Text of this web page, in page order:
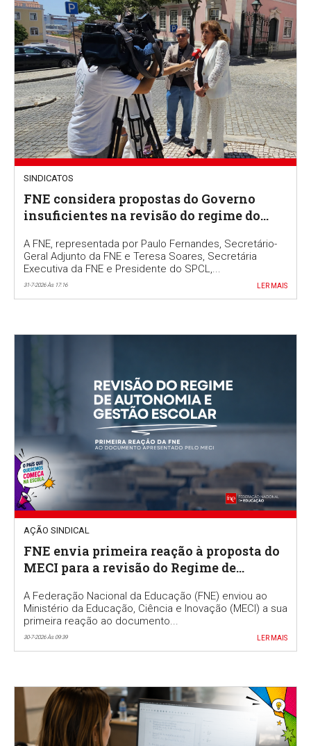
SINDICATOS
FNE considera propostas do Governo
insuficientes na revisão do regime do
A FNE, representada por Paulo Fernandes, Secretário-
Geral Adjunto da FNE e Teresa Soares, Secretária
Executiva da FNE e Presidente do SPCL,...
31-7-2026 Às 17:16 LER MAIS
AÇÃO SINDICAL
FNE envia primeira reação à proposta do
MECI para a revisão do Regime de
A Federação Nacional da Educação (FNE) enviou ao
Ministério da Educação, Ciência e Inovação (MECI) a sua
primeira reação ao documento...
30-7-2026 Às 09:39 LER MAIS